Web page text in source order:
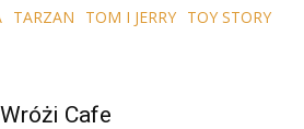
TARZAN TOM I JERRY TOY STORY
Cafe